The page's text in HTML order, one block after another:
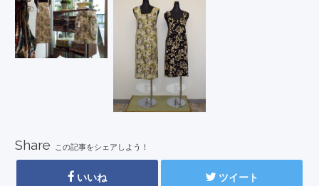
Share この記事をシェアしよう！
いいね ツイート